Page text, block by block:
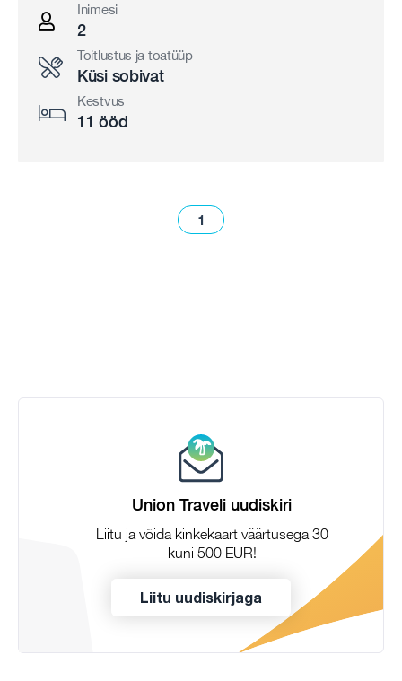
Inimesi
2
Toitlustus ja toatüüp
Küsi sobivat
Kestvus
11 ööd
1
Union Traveli uudiskiri
Liitu ja võida kinkekaart väärtusega 30
kuni 500 EUR!
Liitu uudiskirjaga